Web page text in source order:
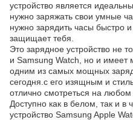
устройство является
нужно заряжать свои умные
нужно зарядить часы быстро
защищает тебя.
Это зарядное устройство не
и Samsung Watch, но и имеет
одним из самых мощных
сегодня.с его изящным и
отлично смотреться на любом
Доступно как в белом, так и в
устройство Samsung Apple